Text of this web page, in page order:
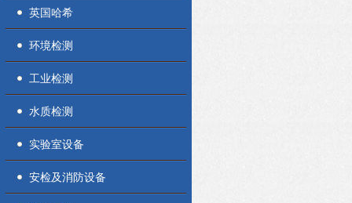
英国哈希
环境检测
工业检测
水质检测
实验室设备
安检及消防设备